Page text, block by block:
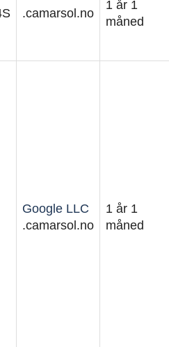
.camarsol.no
1 år 1
måned
Google LLC
.camarsol.no
1 år 1
måned